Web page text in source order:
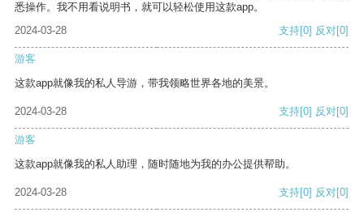
悉操作。我不用看说明书，就可以轻松使用这款app。
2024-03-28
支持[0] 反对[0]
游客
这款app就像我的私人导游，带我领略世界各地的美景。
2024-03-28 支持[0] 反对[0]
游客
这款app就像我的私人助理，随时随地为我的办公提供帮助。
2024-03-28 支持[0] 反对[0]